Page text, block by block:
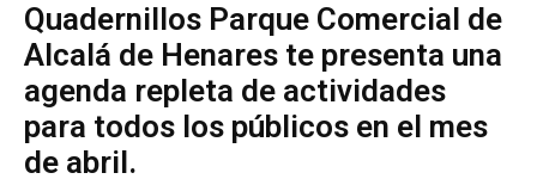
Quadernillos Parque Comercial de
Alcalá de Henares te presenta una
agenda repleta de actividades
para todos los públicos en el mes
de abril.